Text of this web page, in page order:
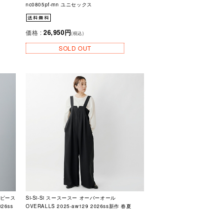
nc0805pf-mn ユニセックス
価格 : 26,950円(税込)
SOLD OUT
ース
Si-Si-Si スースースー オーバーオール
OVERALLS 2025-aw129 2026ss新作 春夏